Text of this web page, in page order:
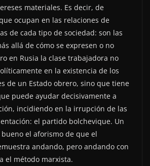
materiales. Es decir, de
ocupan en las relaciones de
de cada tipo de sociedad: son las
allá de cómo se expresen o no
en Rusia la clase trabajadora no
en la existencia de los
de un Estado obrero, sino que tiene
puede ayudar decisivamente a
incidiendo en la irrupción de las
el partido bolchevique. Un
el aforismo de que el
andando, pero andando con
el método marxista.